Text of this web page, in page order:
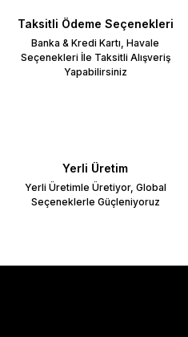
Taksitli Ödeme Seçenekleri
Banka & Kredi Kartı, Havale
Seçenekleri İle Taksitli Alışveriş
Yapabilirsiniz
Yerli Üretim
Yerli Üretimle Üretiyor, Global
Seçeneklerle Güçleniyoruz